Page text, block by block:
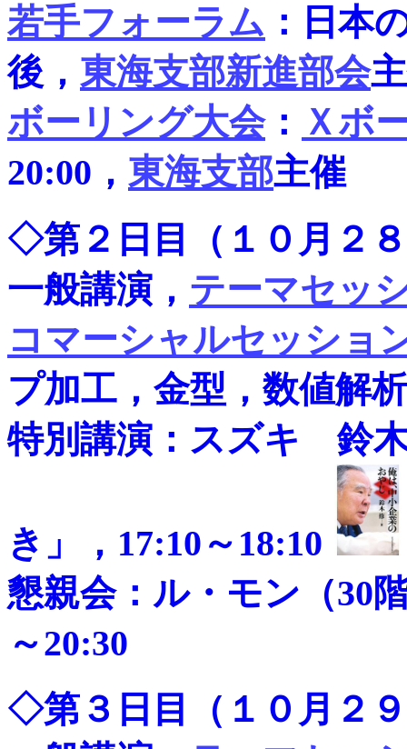
若手フォーラム ：日本
後， 東海支部新進部会
ボーリング大会： Ｘボ
20:00， 東海支部主催
◇第２日目（１０月２
一般講演， テーマセッ
コマーシャルセッショ
プ加工，金型，数値解
特別講演：スズキ 鈴
き」，17:10～18:10
懇親会：ル・モン（30
～20:30
◇第３日目（１０月２